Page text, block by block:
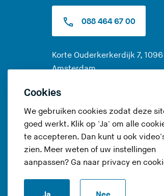
Cookies
We gebruiken cookies zodat deze
goed werkt. Klik op 'Ja' om alle
te accepteren. Dan kunt u ook
zien. Meer weten of uw instellingen
aanpassen? Ga naar privacy en
088 464 67 00
Korte Ouderkerkerdijk 7, 1096
Amsterdam(
e
a
a
Volg ons op
U
U
U